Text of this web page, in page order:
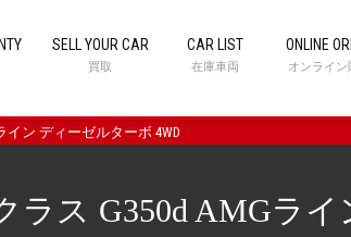
SELL YOUR CAR
買取
CAR LIST
在庫車両
ONLINE
オンライン
イン ディーゼルターボ 4WD
ラス G350d AMGラ